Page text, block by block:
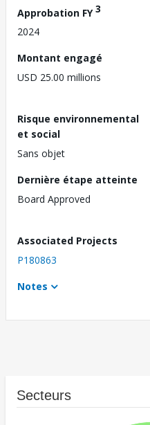
Approbation FY3
2024
Montant engagé
USD 25.00 millions
Risque environnemental
et social
Sans objet
Dernière étape atteinte
Board Approved
Associated Projects
P180863
Notes
Secteurs